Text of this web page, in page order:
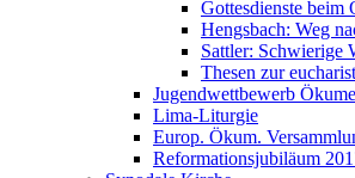
Gottesdienste
Hengsbach: Weg
Sattler: Schwierige
Thesen zur
Jugendwettbewerb
Lima-Liturgie
Europ. Ökum.
Reformationsjubiläum